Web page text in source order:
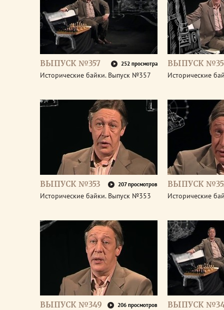
ВЫПУСК №357 252 просмотра
Исторические байки. Выпуск №357
ВЫПУСК
Исторические
ВЫПУСК №353 207 просмотров
Исторические байки. Выпуск №353
ВЫПУСК
Исторические
ВЫПУСК №349 206 просмотров ВЫПУСК